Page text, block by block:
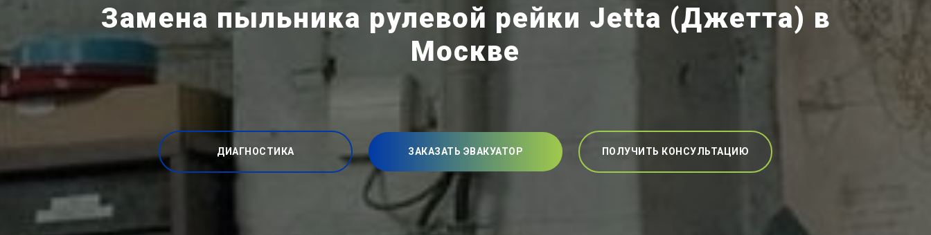
Замена пыльника рулевой рейки Jetta (Джетта) в
Москве
ДИАГНОСТИКА ЗАКАЗАТЬ ЭВАКУАТОР ПОЛУЧИТЬ КОНСУЛЬТАЦИЮ